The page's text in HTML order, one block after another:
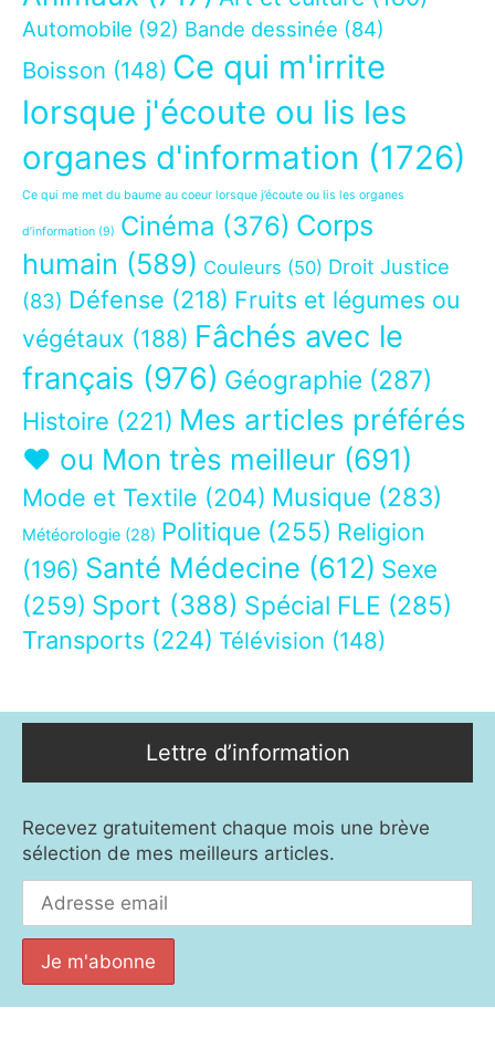
Automobile (92) Bande dessinée (84)
Boisson (148) Ce qui m'irrite
lorsque j'écoute ou lis les
organes d'information (1726)
Ce qui me met du baume au coeur lorsque j’écoute ou lis les organes
d’information (9) Cinéma (376) Corps
humain (589) Couleurs (50) Droit Justice
(83) Défense (218) Fruits et légumes ou
végétaux (188) Fâchés avec le
français (976) Géographie (287)
Histoire (221) Mes articles préférés
❤ ou Mon très meilleur (691)
Mode et Textile (204) Musique (283)
Météorologie (28) Politique (255) Religion
(196) Santé Médecine (612) Sexe
(259) Sport (388) Spécial FLE (285)
Transports (224) Télévision (148)
Lettre d’information
Recevez gratuitement chaque mois une brève
sélection de mes meilleurs articles.